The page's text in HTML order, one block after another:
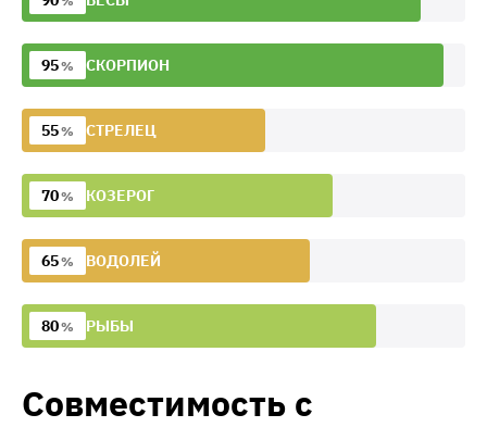
95% СКОРПИОН
55% СТРЕЛЕЦ
70% КОЗЕРОГ
65% ВОДОЛЕЙ
80% РЫБЫ
Совместимость с